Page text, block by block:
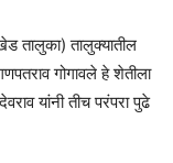
तालुका) तालुक्यातील
गोगावले हे शेतीला
यांनी तीच परंपरा पुढे